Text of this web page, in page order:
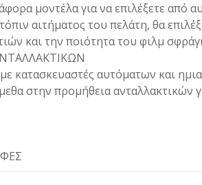
μοντέλα για να επιλέξετε από
αιτήματος του πελάτη, θα
και την ποιότητα του φιλμ
κατασκευαστές αυτόματων και
στην προμήθεια